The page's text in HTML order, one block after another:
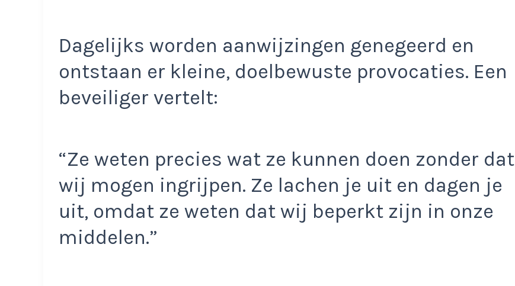
Dagelijks worden aanwijzingen genegeerd en
ontstaan er kleine, doelbewuste provocaties. Een
beveiliger vertelt:
“Ze weten precies wat ze kunnen doen zonder dat
wij mogen ingrijpen. Ze lachen je uit en dagen je
uit, omdat ze weten dat wij beperkt zijn in onze
middelen.”